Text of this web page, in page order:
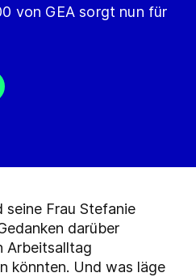
von GEA sorgt nun für
seine Frau Stefanie
darüber
Arbeitsalltag
könnten. Und was läge